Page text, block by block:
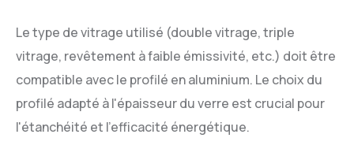
Le type de vitrage utilisé (double vitrage, triple
vitrage, revêtement à faible émissivité, etc.) doit être
compatible avec le profilé en aluminium. Le choix du
profilé adapté à l'épaisseur du verre est crucial pour
l'étanchéité et l'efficacité énergétique.